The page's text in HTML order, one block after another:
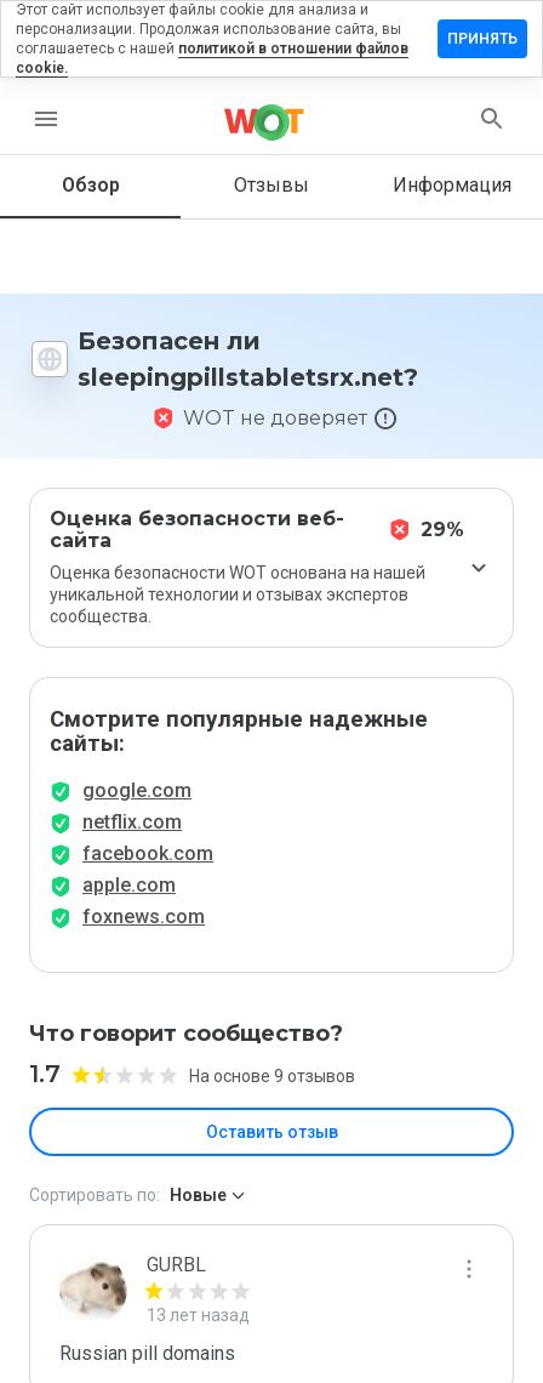
menu
Обзор Отзывы Информация
Безопасен ли
sleepingpillstabletsrx.net?
WOT не доверяет
Оценка безопасности веб-
сайта
29%
Оценка безопасности WOT основана на нашей
уникальной технологии и отзывах экспертов
сообщества.
Смотрите популярные надежные
сайты:
google.com
netflix.com
facebook.com
apple.com
foxnews.com
Что говорит сообщество?
1.7 На основе 9 отзывов
Оставить отзыв
отзыв на
вы
сайт от
Сортировать по: Новые
GURBL
13 лет назад
Russian pill domains
Этот сайт использует файлы cookie для анализа и
персонализации. Продолжая использование сайта, вы
соглашаетесь с нашей политикой в отношении файлов
cookie.
ПРИНЯТЬ